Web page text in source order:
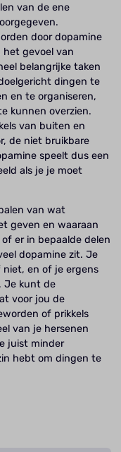
van de ene
door dopamine
het gevoel van
belangrijke taken
dingen te
en te organiseren,
kunnen overzien.
van buiten en
de niet bruikbare
speelt dus een
als je je moet
van wat
geven en waaraan
er in bepaalde delen
dopamine zit. Je
en of je ergens
Je kunt de
voor jou de
of prikkels
van je hersenen
juist minder
hebt om dingen te